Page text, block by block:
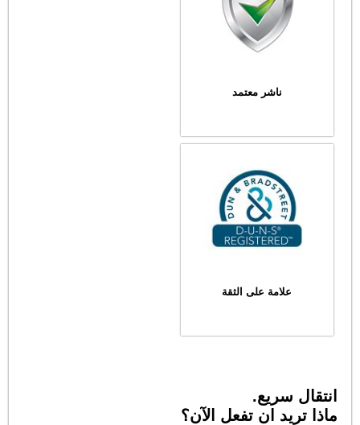
ناشر معتمد
علامة على الثقة
انتقال سريع.
ماذا تريد ان تفعل الآن؟